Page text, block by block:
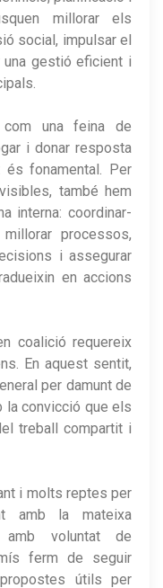
millorar els
social, impulsar el
una gestió eficient i
com una feina de
i donar resposta
fonamental. Per
també hem
interna: coordinar-
processos,
i assegurar
en accions
coalició requereix
En aquest sentit,
per damunt de
la convicció que els
treball compartit i
i molts reptes per
amb la mateixa
amb voluntat de
ferm de seguir
útils per